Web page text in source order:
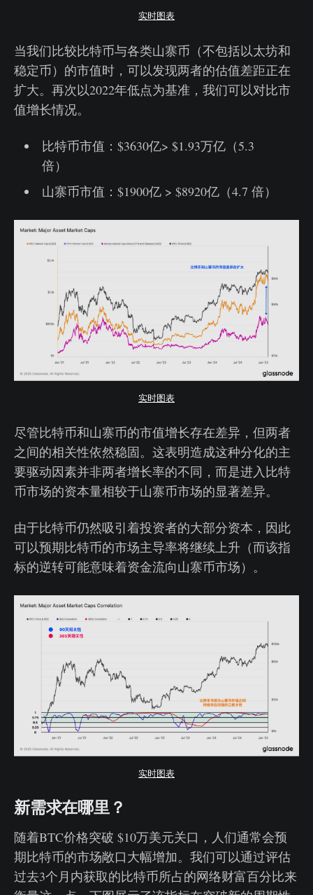
实时图表
当我们比较比特币与各类山寨币（不包括以太坊和
稳定币）的市值时，可以发现两者的估值差距正在
扩大。再次以2022年低点为基准，我们可以对比市
值增长情况。
比特币市值：$3630亿> $1.93万亿（5.3
倍）
山寨币市值：$1900亿 > $8920亿（4.7 倍）
实时图表
尽管比特币和山寨币的市值增长存在差异，但两者
之间的相关性依然稳固。这表明造成这种分化的主
要驱动因素并非两者增长率的不同，而是进入比特
币市场的资本量相较于山寨币市场的显著差异。
由于比特币仍然吸引着投资者的大部分资本，因此
可以预期比特币的市场主导率将继续上升（而该指
标的逆转可能意味着资金流向山寨币市场）。
实时图表
新需求在哪里？
随着BTC价格突破 $10万美元关口，人们通常会预
期比特币的市场敞口大幅增加。我们可以通过评估
过去3个月内获取的比特币所占的网络财富百分比来